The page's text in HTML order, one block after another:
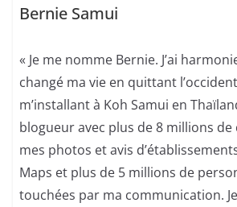
Bernie Samui
« Je me nomme Bernie. J’ai
changé ma vie en quittant
m’installant à Koh Samui en
blogueur avec plus de 8 millions
mes photos et avis
Maps et plus de 5 millions de
touchées par ma communication.